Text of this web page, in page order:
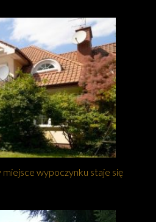
wypoczynku staje się